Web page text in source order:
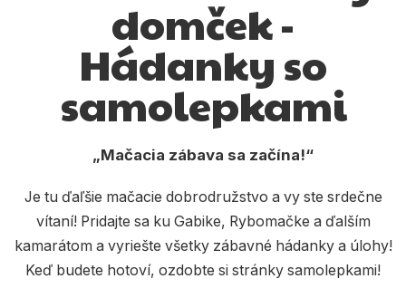
Komiks
Křížovky
Kuchařky
Počítače
Poezie
Populárně - naučná pro dospělé
domček -
Hádanky so
samolepkami
Mačacia zábava sa začína!
Je tu ďaľšie mačacie dobrodružstvo a vy ste srdečne
vítaní! Pridajte sa ku Gabike, Rybomačke a ďalším
kamarátom a vyriešte všetky zábavné hádanky a úlohy!
Keď budete hotoví, ozdobte si stránky samolepkami!